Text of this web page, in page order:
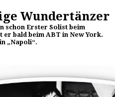
Wundertänzer
schon Erster Solist beim
bald beim ABT in New York.
„Napoli“.